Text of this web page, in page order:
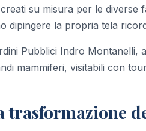
su misura per le diverse
dipingere la propria tela
Pubblici Indro Montanelli,
mammiferi, visitabili con